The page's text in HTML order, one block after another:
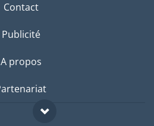
Contact
Publicité
A propos